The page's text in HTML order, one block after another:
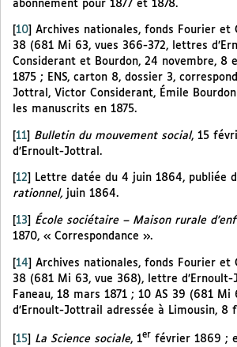
abonnement pour 1877 et 1878.
10
Archives nationales, fonds Fourier et
38 (681 Mi 63, vues 366-372, lettres
Considerant et Bourdon, 24 novembre, 8
1875 ; ENS, carton 8, dossier 3,
Jottral, Victor Considerant, Émile
les manuscrits en 1875.
[11] Bulletin du mouvement social, 15
d’Ernoult-Jottral.
12 Lettre datée du 4 juin 1864, publiée
rationnel, juin 1864.
13 École sociétaire – Maison rurale
1870, « Correspondance ».
[14] Archives nationales, fonds Fourier et
38 (681 Mi 63, vue 368), lettre
Faneau, 18 mars 1871 ; 10 AS 39 (681
d’Ernoult-Jottrail adressée à Limousin, 8
[15] La Science sociale, 1er février 1869 ;